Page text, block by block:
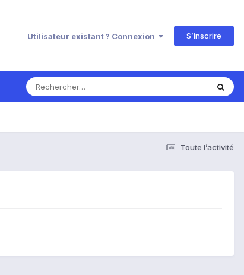
Utilisateur existant ? Connexion S’inscrire
Toute l’activité